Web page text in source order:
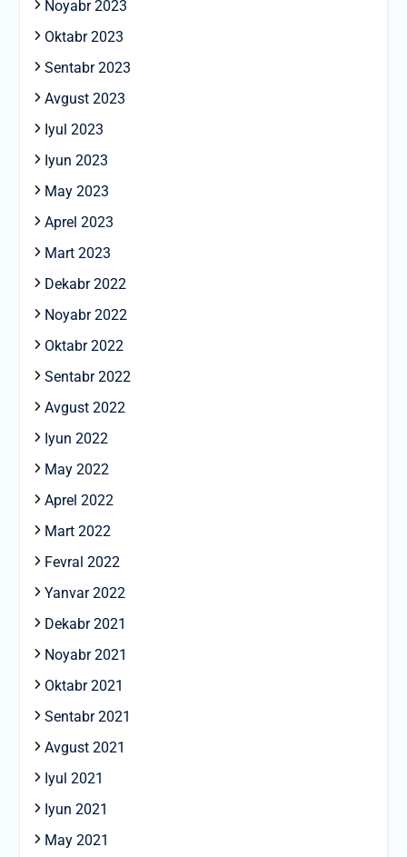
Noyabr 2023
Oktabr 2023
Sentabr 2023
Avgust 2023
Iyul 2023
Iyun 2023
May 2023
Aprel 2023
Mart 2023
Dekabr 2022
Noyabr 2022
Oktabr 2022
Sentabr 2022
Avgust 2022
Iyun 2022
May 2022
Aprel 2022
Mart 2022
Fevral 2022
Yanvar 2022
Dekabr 2021
Noyabr 2021
Oktabr 2021
Sentabr 2021
Avgust 2021
Iyul 2021
Iyun 2021
May 2021